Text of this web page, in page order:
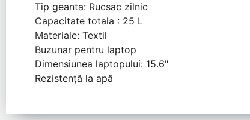
Tip geanta: Rucsac zilnic
Capacitate totala : 25 L
Materiale: Textil
Buzunar pentru laptop
Dimensiunea laptopului: 15.6"
Rezistență la apă